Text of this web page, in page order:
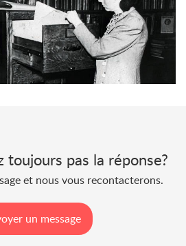
toujours pas la réponse?
et nous vous recontacterons.
un message